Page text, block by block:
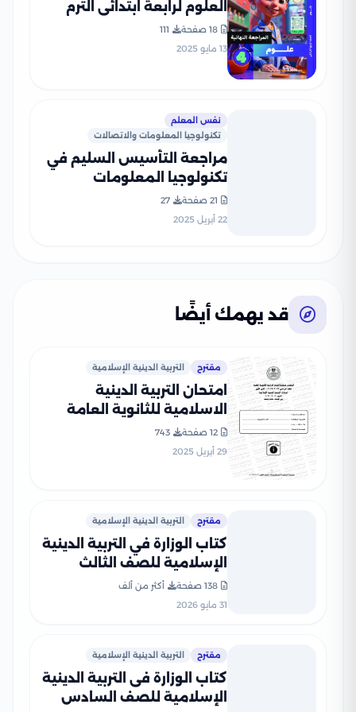
العلوم لرابعة ابتدائي الترم
الثاني 2025 PDF بالاجابات
18 صفحة
111
13 مايو 2025
نفس المعلم
تكنولوجيا المعلومات والاتصالات
مراجعة التأسيس السليم في
تكنولوجيا المعلومات
والاتصالات لرابعة ابتدائي على
21 صفحة
27
22 أبريل 2025
قد يهمك أيضًا
مقترح التربية الدينية الإسلامية
امتحان التربية الدينية
الاسلامية للثانوية العامة
2023 بصيغة PDF
12 صفحة
743
29 أبريل 2025
مقترح التربية الدينية الإسلامية
كتاب الوزارة في التربية الدينية
الإسلامية للصف الثالث
الإعدادي 2026 بصيغة PDF
138 صفحة
أكثر من ألف
31 مايو 2026
مقترح التربية الدينية الإسلامية
كتاب الوزارة فى التربية الدينية
الإسلامية للصف السادس